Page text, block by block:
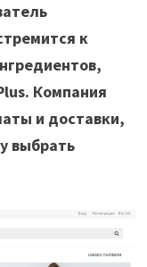
к
Компания
и доставки,
выбрать